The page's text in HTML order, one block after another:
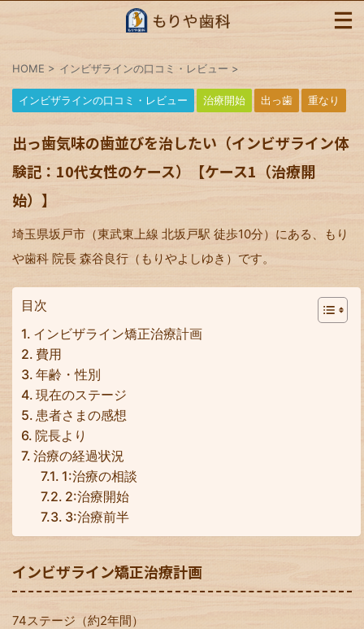
HOME > インビザラインの口コミ・レビュー >
インビザラインの口コミ・レビュー 治療開始 出っ歯 重なり
出っ歯気味の歯並びを治したい（インビザライン体
験記：10代女性のケース）【ケース1（治療開
始）】
埼玉県坂戸市（東武東上線 北坂戸駅 徒歩10分）にある、もり
や歯科 院長 森谷良行（もりやよしゆき）です。
目次
インビザライン矯正治療計画
費用
年齢・性別
現在のステージ
患者さまの感想
院長より
治療の経過状況
1:治療の相談
2:治療開始
3:治療前半
インビザライン矯正治療計画
74ステージ（約2年間）